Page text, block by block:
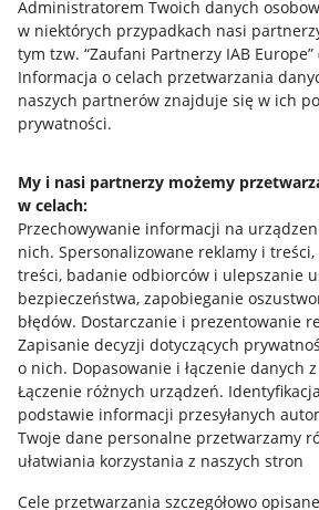
Administratorem Twoich danych
w niektórych przypadkach nasi
tym tzw. “Zaufani Partnerzy IAB Europe”
Informacja o celach przetwarzania
naszych partnerów znajduje się w ich
prywatności.
My i nasi partnerzy możemy
w celach:
Przechowywanie informacji na
nich. Spersonalizowane reklamy i
treści, badanie odbiorców i ulepszanie
bezpieczeństwa, zapobieganie
błędów. Dostarczanie i prezentowanie
Zapisanie decyzji dotyczących
o nich. Dopasowanie i łączenie danych
Łączenie różnych urządzeń.
podstawie informacji przesyłanych
Twoje dane personalne przetwarzamy
ułatwiania korzystania z naszych stron
Cele przetwarzania szczegółowo
Nawigacja
Przydatne informacje
Jak to działa
Allegro Gadane dla sprzedających
Allegro Gadane dla kupujących
Mapa miejscowości
Informacje prawne
Regulamin
Polityka plików "cookies"
Ustawienia plików "cookies"
Udostępnianie lokalizacji